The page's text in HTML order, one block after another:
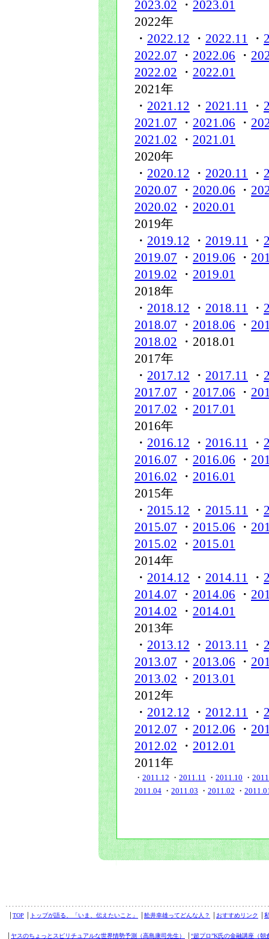
2023.02 ・ 2023.01
2022年
・ 2022.12 ・ 2022.11 ・
2022.07 ・ 2022.06 ・
2022.02 ・ 2022.01
2021年
・ 2021.12 ・ 2021.11 ・
2021.07 ・ 2021.06 ・
2021.02 ・ 2021.01
2020年
・ 2020.12 ・ 2020.11 ・
2020.07 ・ 2020.06 ・
2020.02 ・ 2020.01
2019年
・ 2019.12 ・ 2019.11 ・
2019.07 ・ 2019.06 ・
2019.02 ・ 2019.01
2018年
・ 2018.12 ・ 2018.11 ・
2018.07 ・ 2018.06 ・
2018.02 ・2018.01
2017年
・ 2017.12 ・ 2017.11 ・
2017.07 ・ 2017.06 ・
2017.02 ・ 2017.01
2016年
・ 2016.12 ・ 2016.11 ・
2016.07 ・ 2016.06 ・
2016.02 ・ 2016.01
2015年
・ 2015.12 ・ 2015.11 ・
2015.07 ・ 2015.06 ・
2015.02 ・ 2015.01
2014年
・ 2014.12 ・ 2014.11 ・
2014.07 ・ 2014.06 ・
2014.02 ・ 2014.01
2013年
・ 2013.12 ・ 2013.11 ・
2013.07 ・ 2013.06 ・
2013.02 ・ 2013.01
2012年
・ 2012.12 ・ 2012.11 ・
2012.07 ・ 2012.06 ・
2012.02 ・ 2012.01
2011年
・ 2011.12 ・ 2011.11 ・ 2011.10 ・
2011.04 ・ 2011.03 ・ 2011.02 ・
TOP トップが語る、「いま、伝えたいこと」 舩井幸雄ってどんな人？ おすすめリンク
ヤスのちょっとスピリチュアルな世界情勢予測（高島康司先生） “超プロ”K氏の金融講座（朝